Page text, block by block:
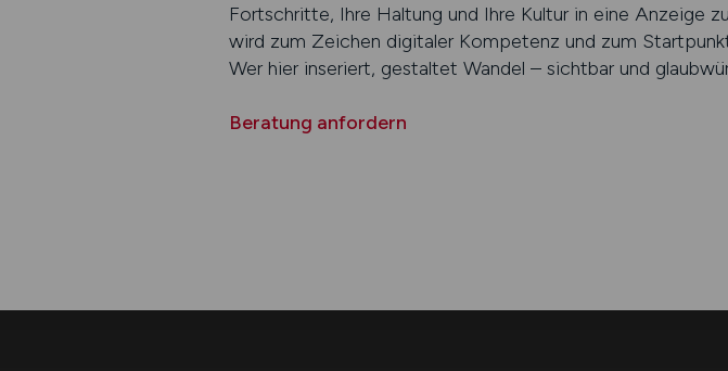
Fortschritte, Ihre Haltung und Ihre Kultur in eine Anzeige
wird zum Zeichen digitaler Kompetenz und zum
Wer hier inseriert, gestaltet Wandel – sichtbar und
Beratung anfordern